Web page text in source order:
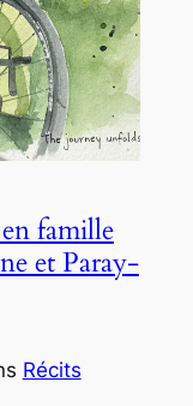
famille
et Paray-
Récits